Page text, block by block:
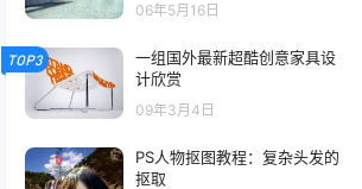
06年5月16日
TOP3
一组国外最新超酷创意家具设
计欣赏
09年3月4日
PS人物抠图教程：复杂头发的
抠取